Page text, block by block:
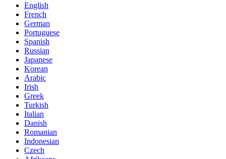
English
French
German
Portuguese
Spanish
Russian
Japanese
Korean
Arabic
Irish
Greek
Turkish
Italian
Danish
Romanian
Indonesian
Czech